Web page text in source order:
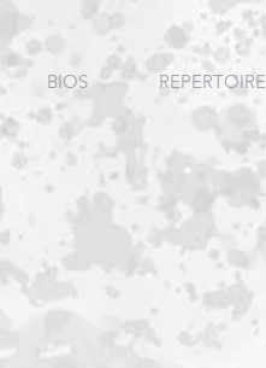
BIOS REPERTOIRE